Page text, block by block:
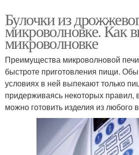
Булочки из
микроволновке. Как
микроволновке
Преимущества микроволновой
быстроте приготовления пищи.
условиях в ней выпекают только
придерживаясь некоторых правил,
можно готовить изделия из любого